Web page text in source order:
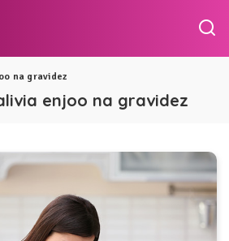
na gravidez
enjoo na gravidez